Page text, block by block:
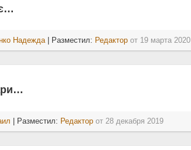
Надежда | Разместил: Редактор от 19 марта 2020
| Разместил: Редактор от 28 декабря 2019